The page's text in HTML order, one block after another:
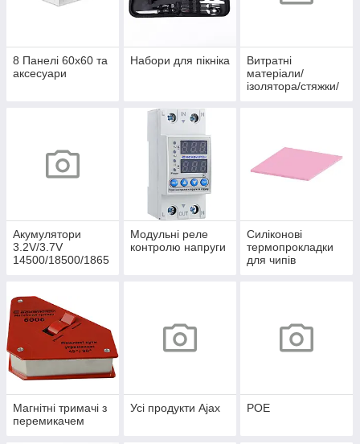
8 Панелі 60х60 та
аксесуари
Набори для пікніка
Витратні
матеріали/
ізолятора/стяжки/
органайзери
Акумулятори
3.2V/3.7V
14500/18500/1865
Модульні реле
контролю напруги
Силіконові
термопрокладки
для чипів
Магнітні тримачі з
перемикачем
Усі продукти Ajax POE